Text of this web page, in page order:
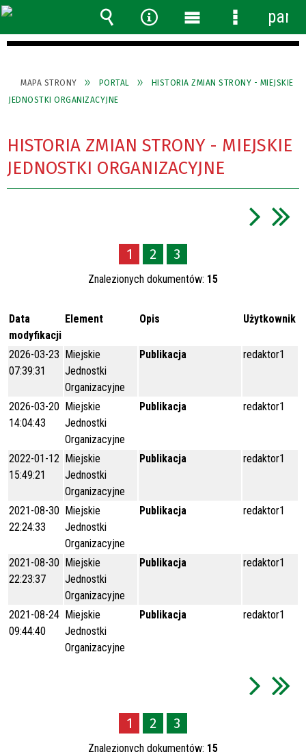
MAPA STRONY PORTAL
HISTORIA ZMIAN STRONY - MIEJSKIE
JEDNOSTKI ORGANIZACYJNE
HISTORIA ZMIAN STRONY - MIEJSKIE
JEDNOSTKI ORGANIZACYJNE
1 2 3
Znalezionych dokumentów: 15
Data
modyfikacji
Element Opis Użytkownik
2026-03-23
07:39:31
Miejskie
Jednostki
Organizacyjne
Publikacja redaktor1
2026-03-20
14:04:43
Miejskie
Jednostki
Organizacyjne
Publikacja redaktor1
2022-01-12
15:49:21
Miejskie
Jednostki
Organizacyjne
Publikacja redaktor1
2021-08-30
22:24:33
Miejskie
Jednostki
Organizacyjne
Publikacja redaktor1
2021-08-30
22:23:37
Miejskie
Jednostki
Organizacyjne
Publikacja redaktor1
2021-08-24
09:44:40
Miejskie
Jednostki
Organizacyjne
Publikacja redaktor1
1 2 3
Znalezionych dokumentów: 15
Wyszukiwarka
Narzędzia
Menu Menu
panel